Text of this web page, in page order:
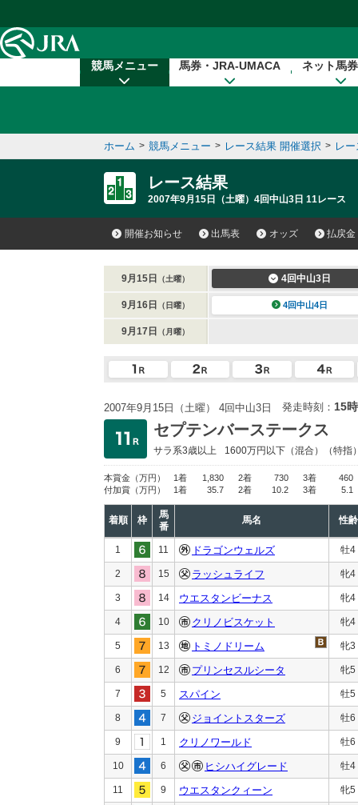
競馬メニュー 馬券・JRA-UMACA ネット馬
ホーム > 競馬メニュー > レース結果 開催選択 > レ
レース結果
2007年9月15日（土曜）4回中山3日 11レース
開催お知らせ 出馬表 オッズ 払戻金
9月15日 （土曜） 4回中山3日
9月16日 （日曜） 4回中山4日
9月17日 （月曜）
2007年9月15日（土曜） 4回中山3日 発走時刻： 15
セプテンバーステークス
サラ系3歳以上 1600万円以下 （混合）（特指
本賞金 （万円） 1着 1,830 2着 730 3着
460
付加賞 （万円） 1着 35.7 2着 10.2 3着 5.1
着順 枠
馬
番
馬名 性齢
1 11 ドラゴンウェルズ 牡4
2 15 ラッシュライフ 牝4
3 14 ウエスタンビーナス 牝4
4 10 クリノビスケット 牝4
5 13 トミノドリーム 牝3
6 12 プリンセスルシータ 牝5
7 5 スパイン 牡5
8 7 ジョイントスターズ 牡6
9 1 クリノワールド 牡6
10 6 ヒシハイグレード 牡4
11 9 ウエスタンクィーン 牝5